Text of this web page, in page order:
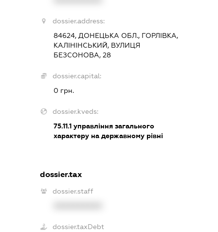
dossier.address:
84624, ДОНЕЦЬКА ОБЛ., ГОРЛІВКА,
КАЛІНІНСЬКИЙ, ВУЛИЦЯ
БЕЗСОНОВА, 28
dossier.capital:
0 грн.
dossier.kveds:
75.11.1управління загального
характеру на державному рівні
dossier.tax
dossier.staff
dossier.taxDebt